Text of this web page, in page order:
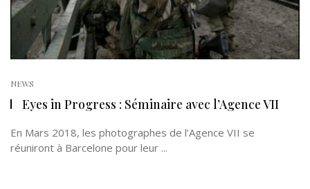
NEWS
Eyes in Progress : Séminaire avec l’Agence VII
En Mars 2018, les photographes de l’Agence VII se
réuniront à Barcelone pour leur ...